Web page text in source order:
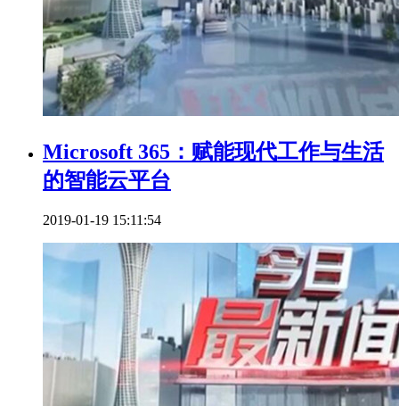
Microsoft 365：赋能现代工作与生活
的智能云平台
2019-01-19 15:11:54